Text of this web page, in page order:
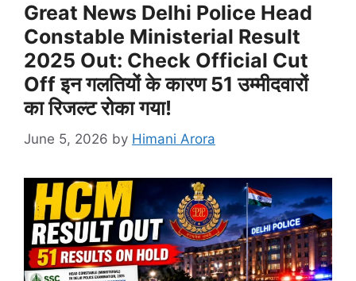
Great News Delhi Police Head
Constable Ministerial Result
2025 Out: Check Official Cut
Off इन गलतियों के कारण 51 उम्मीदवारों
का रिजल्ट रोका गया!
June 5, 2026 by Himani Arora